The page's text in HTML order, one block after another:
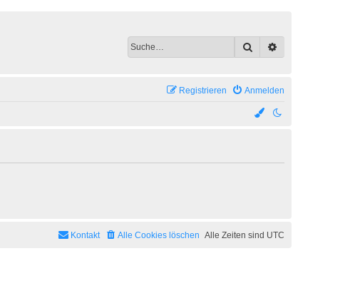
Suche
Anmelden
Registrieren
Alle Zeiten sind UTC
Alle Cookies löschen
Kontakt